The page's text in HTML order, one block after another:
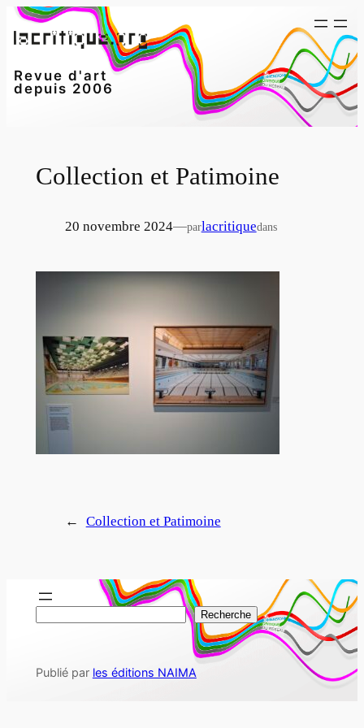
Aller
au
Revue d'art
depuis 2006
Collection et Patimoine
20 novembre 2024—parlacritiquedans
← Collection et Patimoine
h
Recherche
Publié par les éditions NAIMA